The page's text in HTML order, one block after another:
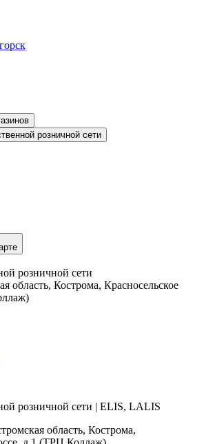
розничной сети
розничной сети
область, Кострома, Красносельское
розничной сети | ELIS, LALIS
область, Кострома,